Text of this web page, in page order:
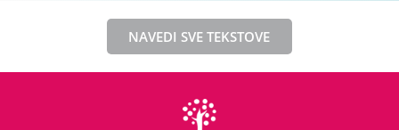
NAVEDI SVE TEKSTOVE